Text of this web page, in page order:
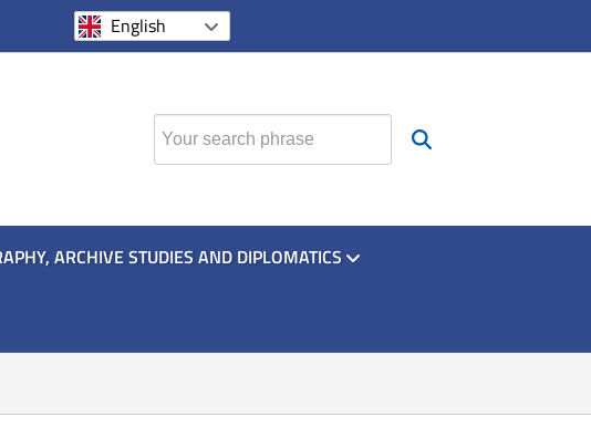
English
ARCHIVE STUDIES AND DIPLOMATICS